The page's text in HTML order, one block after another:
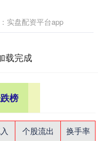
实盘配资平台app
载完成
榜
个股流出
换手率